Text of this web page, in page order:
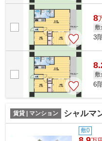
8
敷
3
敷
6
賃貸 | マンション シャルマ
敷0